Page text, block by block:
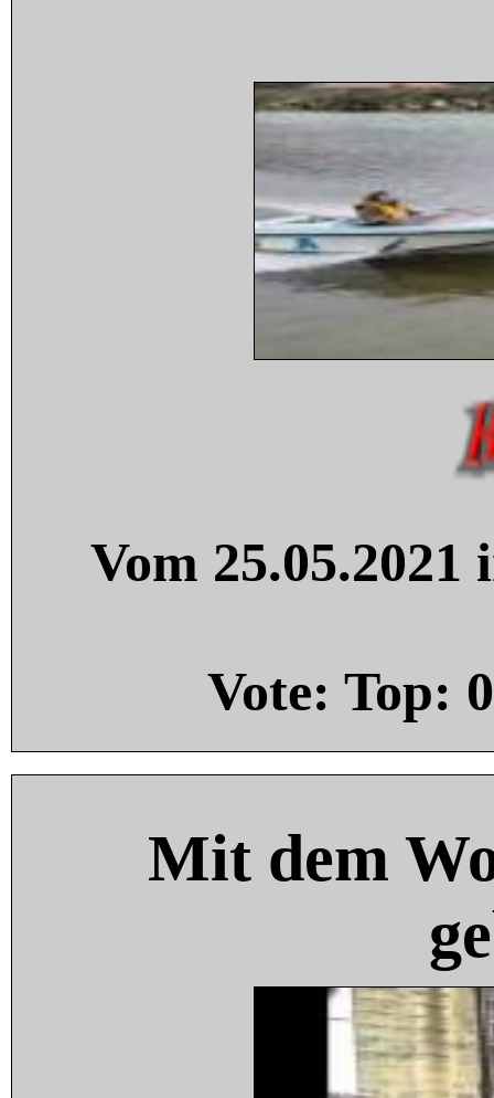
Vom
Vote: Top: 0
Mit dem